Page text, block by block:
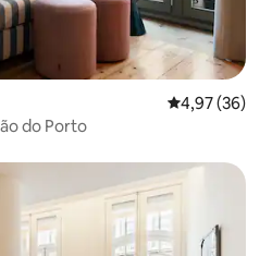
Classificação
4,97 (36)
do Porto